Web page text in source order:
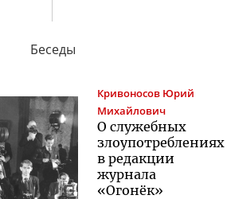
Беседы
Кривоносов Юрий
Михайлович
О служебных
злоупотреблениях
в редакции
журнала
«Огонёк»